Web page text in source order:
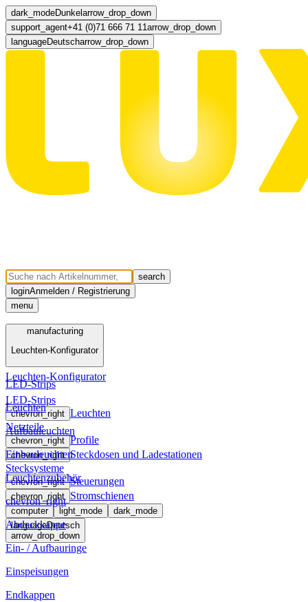
dark_modeDunkel arrow_drop_down
support_agent+41 (0)71 666 71 11arrow_drop_down
languageDeutscharrow_drop_down
search
loginAnmelden / Registrierung
menu
Menü
manufacturing
Leuchten-Konfigurator
LED-Strips
chevron_right Leuchten
Netzteile
chevron_right Profile
chevron_right Steckdosen und Ladestationen
Stecksysteme
chevron_right Steuerungen
chevron_right Stromschienen
computer light_mode
dark_mode
languageDeutsch
arrow_drop_down
manufacturing
Leuchten-Konfigurator
LED-Strips
Leuchten
Aufbauleuchten
Einbauleuchten
Leuchtenzubehör
chevron_right
Abdeckkappe
Ein- / Aufbauringe
Einspeisungen
Endkappen